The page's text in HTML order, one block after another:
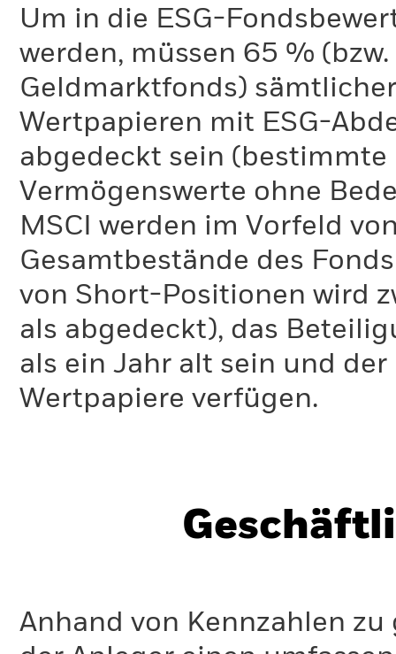
Um in die ESG-
werden, müssen 65 %
Geldmarktfonds)
Wertpapieren mit ESG-
abgedeckt sein
Vermögenswerte ohne
MSCI werden im Vorfeld
Gesamtbestände des
von Short-Positionen wird
als abgedeckt), das
als ein Jahr alt sein und
Wertpapiere verfügen.
Anhand von Kennzahlen